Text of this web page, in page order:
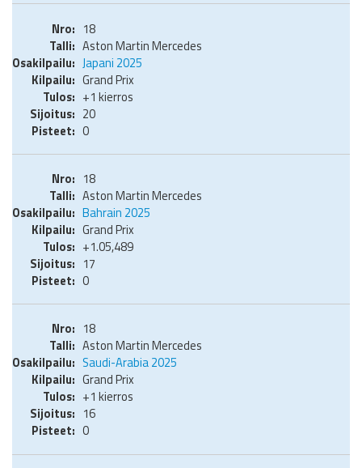
18
Aston Martin Mercedes
Japani 2025
Grand Prix
+1 kierros
20
0
18
Aston Martin Mercedes
Bahrain 2025
Grand Prix
+1.05,489
17
0
18
Aston Martin Mercedes
Saudi-Arabia 2025
Grand Prix
+1 kierros
16
0